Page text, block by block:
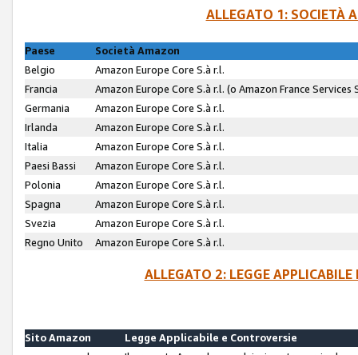
ALLEGATO 1: SOCIETÀ
Paese
Società Amazon
Belgio
Amazon Europe Core S.à r.l.
Francia
Amazon Europe Core S.à r.l. (o Amazon France
Germania
Amazon Europe Core S.à r.l.
Irlanda
Amazon Europe Core S.à r.l.
Italia
Amazon Europe Core S.à r.l.
Paesi Bassi
Amazon Europe Core S.à r.l.
Polonia
Amazon Europe Core S.à r.l.
Spagna
Amazon Europe Core S.à r.l.
Svezia
Amazon Europe Core S.à r.l.
Regno Unito
Amazon Europe Core S.à r.l.
ALLEGATO 2: LEGGE
Sito Amazon
Legge Applicabile e Controversie